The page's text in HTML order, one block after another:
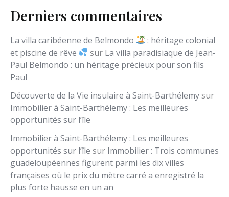
Derniers commentaires
La villa caribéenne de Belmondo
: héritage colonial
et piscine de rêve
sur La villa paradisiaque de Jean-
Paul Belmondo : un héritage précieux pour son fils
Paul
Découverte de la Vie insulaire à Saint-Barthélemysur
Immobilier à Saint-Barthélemy : Les meilleures
opportunités sur l’île
Immobilier à Saint-Barthélemy : Les meilleures
opportunités sur l’île sur Immobilier : Trois communes
guadeloupéennes figurent parmi les dix villes
françaises où le prix du mètre carré a enregistré la
plus forte hausse en un an